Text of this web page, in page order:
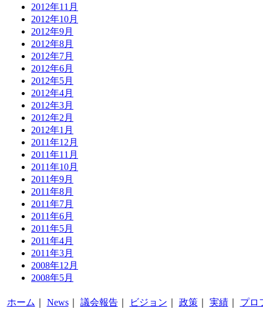
2012年11月
2012年10月
2012年9月
2012年8月
2012年7月
2012年6月
2012年5月
2012年4月
2012年3月
2012年2月
2012年1月
2011年12月
2011年11月
2011年10月
2011年9月
2011年8月
2011年7月
2011年6月
2011年5月
2011年4月
2011年3月
2008年12月
2008年5月
ホーム News｜ 議会報告｜ ビジョン 政策｜ 実績｜ プロ